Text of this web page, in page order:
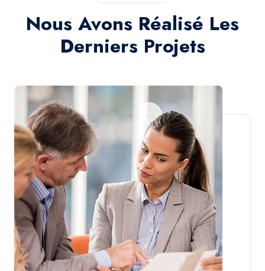
Nous Avons Réalisé Les
Derniers Projets